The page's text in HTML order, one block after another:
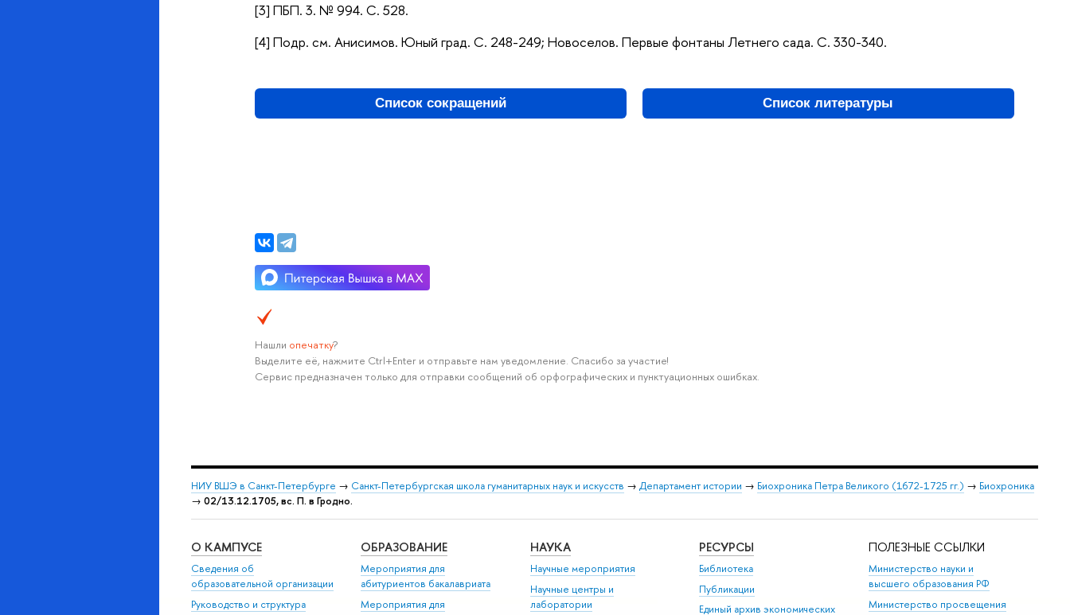
[3] ПБП. 3. № 994. С. 528.
[4] Подр. см. Анисимов. Юный град. С. 248-249; Новоселов. Первые фонтаны Летнего сада. С. 330-340.
Список сокращений Список литературы
Нашли опечатку?
Выделите её, нажмите Ctrl+Enter и отправьте нам уведомление. Спасибо за участие!
Сервис предназначен только для отправки сообщений об орфографических и пунктуационных ошибках.
НИУ ВШЭ в Санкт-Петербурге → Санкт-Петербургская школа гуманитарных наук и искусств → Департамент истории → Биохроника Петра Великого (1672-1725 гг.) → Биохроника
→ 02/13.12.1705, вс. П. в Гродно.
О КАМПУСЕ
Сведения об
образовательной организации
Руководство и структура
ОБРАЗОВАНИЕ
Мероприятия для
абитуриентов бакалавриата
Мероприятия для
НАУКА
Научные мероприятия
Научные центры и
лаборатории
РЕСУРСЫ
Библиотека
Публикации
Единый архив экономических
ПОЛЕЗНЫЕ ССЫЛКИ
Министерство науки и
высшего образования РФ
Министерство просвещения